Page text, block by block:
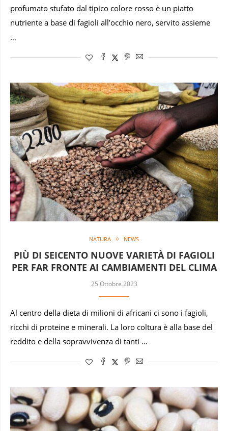
profumato stufato dal tipico colore rosso è un piatto
nutriente a base di fagioli all’occhio nero, servito assieme
…
NATURA NEWS
PIÙ DI SEICENTO NUOVE VARIETÀ DI FAGIOLI
PER FAR FRONTE AI CAMBIAMENTI DEL CLIMA
25 Ottobre 2023
Al centro della dieta di milioni di africani ci sono i fagioli,
ricchi di proteine e minerali. La loro coltura è alla base del
reddito e della sopravvivenza di tanti …